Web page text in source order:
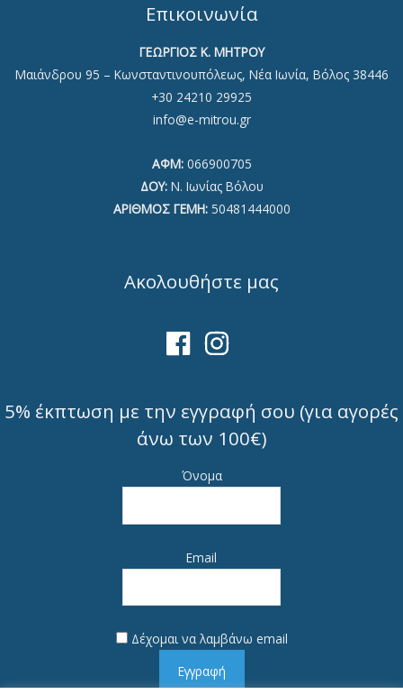
Επικοινωνία
ΓΕΩΡΓΙΟΣ Κ. ΜΗΤΡΟΥ
Μαιάνδρου 95 – Κωνσταντινουπόλεως, Νέα Ιωνία, Βόλος 38446
+30 24210 29925
info@e-mitrou.gr
ΑΦΜ: 066900705
ΔΟΥ: Ν. Ιωνίας Βόλου
ΑΡΙΘΜΟΣ ΓΕΜΗ: 50481444000
Ακολουθήστε μας
5% έκπτωση με την εγγραφή σου (για αγορές
άνω των 100€)
Όνομα
Email
Δέχομαι να λαμβάνω email
Εγγραφή